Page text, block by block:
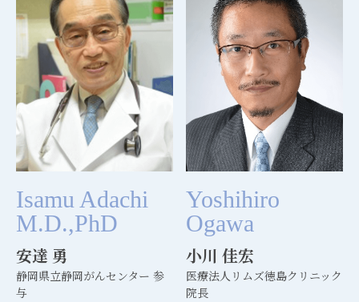
Isamu Adachi
M.D.,PhD
安達 勇
静岡県立静岡がんセンター 参
与
Yoshihiro
Ogawa
小川 佳宏
医療法人リムズ徳島クリニック
院長